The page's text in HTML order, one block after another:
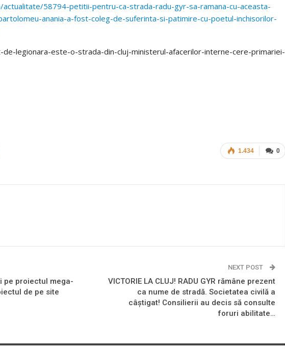
58794-petitii-pentru-ca-strada-radu-gyr-sa-ramana-cu-aceasta-
anania-a-fost-coleg-de-suferinta-si-patimire-cu-poetul-inchisorilor-
legionara-este-o-strada-din-cluj-ministerul-afacerilor-interne-cere-primariei-
0
1.434
pe proiectul mega-
de pe site
NEXT POST
VICTORIE LA CLUJ! RADU GYR rămâne prezent
ca nume de stradă. Societatea civilă a
câştigat! Consilierii au decis să consulte
foruri abilitate…